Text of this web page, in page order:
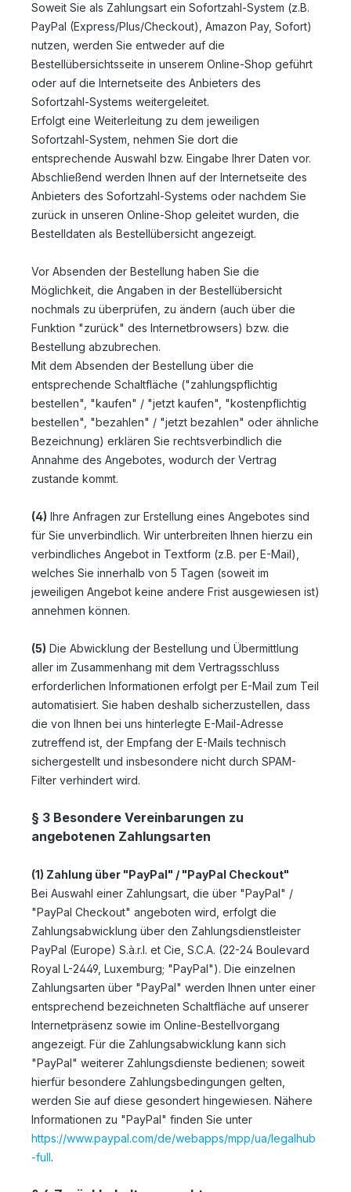
Soweit Sie als Zahlungsart ein Sofortzahl-System (z.B.
PayPal (Express/Plus/Checkout), Amazon Pay, Sofort)
nutzen, werden Sie entweder auf die
Bestellübersichtsseite in unserem Online-Shop geführt
oder auf die Internetseite des Anbieters des
Sofortzahl-Systems weitergeleitet.
Erfolgt eine Weiterleitung zu dem jeweiligen
Sofortzahl-System, nehmen Sie dort die
entsprechende Auswahl bzw. Eingabe Ihrer Daten vor.
Abschließend werden Ihnen auf der Internetseite des
Anbieters des Sofortzahl-Systems oder nachdem Sie
zurück in unseren Online-Shop geleitet wurden, die
Bestelldaten als Bestellübersicht angezeigt.
Vor Absenden der Bestellung haben Sie die
Möglichkeit, die Angaben in der Bestellübersicht
nochmals zu überprüfen, zu ändern (auch über die
Funktion "zurück" des Internetbrowsers) bzw. die
Bestellung abzubrechen.
Mit dem Absenden der Bestellung über die
entsprechende Schaltfläche ("zahlungspflichtig
bestellen", "kaufen" / "jetzt kaufen", "kostenpflichtig
bestellen", "bezahlen" / "jetzt bezahlen" oder ähnliche
Bezeichnung) erklären Sie rechtsverbindlich die
Annahme des Angebotes, wodurch der Vertrag
zustande kommt.
(4) Ihre Anfragen zur Erstellung eines Angebotes sind
für Sie unverbindlich. Wir unterbreiten Ihnen hierzu ein
verbindliches Angebot in Textform (z.B. per E-Mail),
welches Sie innerhalb von 5 Tagen (soweit im
jeweiligen Angebot keine andere Frist ausgewiesen ist)
annehmen können.
(5) Die Abwicklung der Bestellung und Übermittlung
aller im Zusammenhang mit dem Vertragsschluss
erforderlichen Informationen erfolgt per E-Mail zum Teil
automatisiert. Sie haben deshalb sicherzustellen, dass
die von Ihnen bei uns hinterlegte E-Mail-Adresse
zutreffend ist, der Empfang der E-Mails technisch
sichergestellt und insbesondere nicht durch SPAM-
Filter verhindert wird.
§ 3 Besondere Vereinbarungen zu
angebotenen Zahlungsarten
(1) Zahlung über "PayPal" / "PayPal Checkout"
Bei Auswahl einer Zahlungsart, die über "PayPal" /
"PayPal Checkout" angeboten wird, erfolgt die
Zahlungsabwicklung über den Zahlungsdienstleister
PayPal (Europe) S.à.r.l. et Cie, S.C.A. (22-24 Boulevard
Royal L-2449, Luxemburg; "PayPal"). Die einzelnen
Zahlungsarten über "PayPal" werden Ihnen unter einer
entsprechend bezeichneten Schaltfläche auf unserer
Internetpräsenz sowie im Online-Bestellvorgang
angezeigt. Für die Zahlungsabwicklung kann sich
"PayPal" weiterer Zahlungsdienste bedienen; soweit
hierfür besondere Zahlungsbedingungen gelten,
werden Sie auf diese gesondert hingewiesen. Nähere
Informationen zu "PayPal" finden Sie unter
https://www.paypal.com/de/webapps/mpp/ua/legalhub
-full.